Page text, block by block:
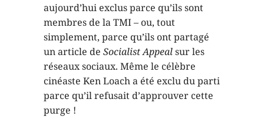
aujourd’hui exclus parce qu’ils sont
membres de la TMI – ou, tout
simplement, parce qu’ils ont partagé
un article de Socialist Appealsur les
réseaux sociaux. Même le célèbre
cinéaste Ken Loach a été exclu du parti
parce qu’il refusait d’approuver cette
purge !